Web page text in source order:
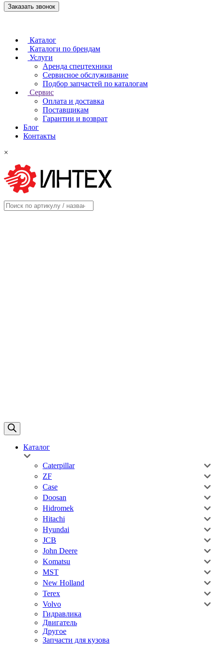
Заказать звонок
Каталог
Каталоги по брендам
Услуги
Аренда спецтехники
Сервисное обслуживание
Подбор запчастей по каталогам
Сервис
Оплата и доставка
Поставщикам
Гарантии и возврат
Блог
Контакты
×
Каталог
Caterpillar
ZF
Case
Doosan
Hidromek
Hitachi
Hyundai
JCB
John Deere
Komatsu
MST
New Holland
Terex
Volvo
Гидравлика
Двигатель
Другое
Запчасти для кузова